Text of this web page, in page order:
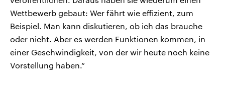
Wettbewerb gebaut: Wer fährt wie effizient, zum
Beispiel. Man kann diskutieren, ob ich das brauche
oder nicht. Aber es werden Funktionen kommen, in
einer Geschwindigkeit, von der wir heute noch keine
Vorstellung haben.“